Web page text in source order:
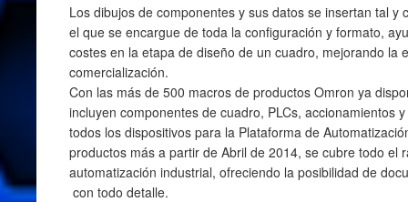
Los dibujos de componentes y sus datos se insertan tal y
el que se encargue de toda la configuración y formato,
costes en la etapa de diseño de un cuadro, mejorando la
comercialización.
Con las más de 500 macros de productos Omron ya
incluyen componentes de cuadro, PLCs, accionamientos
todos los dispositivos para la Plataforma de
productos más a partir de Abril de 2014, se cubre todo el
automatización industrial, ofreciendo la posibilidad de
con todo detalle.